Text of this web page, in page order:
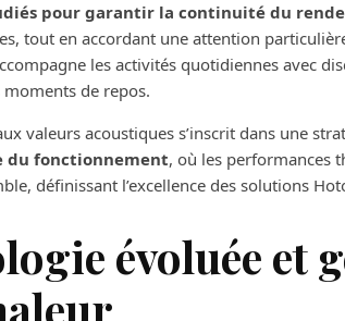
pour garantir la continuité du
tout en accordant une attention
les activités quotidiennes avec
de repos.
valeurs acoustiques s’inscrit dans une
du fonctionnement, où les performances
définissant l’excellence des solutions
évoluée et